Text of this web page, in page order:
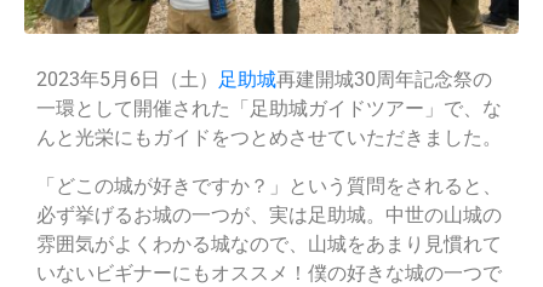
2023年5月6日（土） 足助城再建開城30周年記念祭の
一環として開催された「足助城ガイドツアー」で、な
んと光栄にもガイドをつとめさせていただきました。
「どこの城が好きですか？」という質問をされると、
必ず挙げるお城の一つが、実は足助城。中世の山城の
雰囲気がよくわかる城なので、 山城をあまり見慣れて
いないビギナーにもオススメ！僕の好きな城の一つで